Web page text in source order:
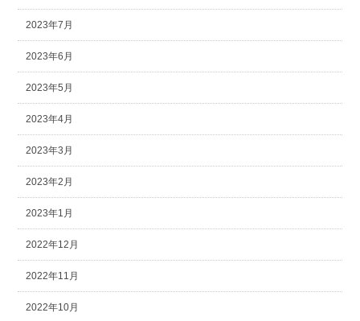
2023年7月
2023年6月
2023年5月
2023年4月
2023年3月
2023年2月
2023年1月
2022年12月
2022年11月
2022年10月